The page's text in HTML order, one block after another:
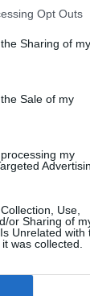
Opt Outs
Sharing of my
Sale of my
my
Use,
or Sharing of
Unrelated with
was collected.
Τετάρτη (13/